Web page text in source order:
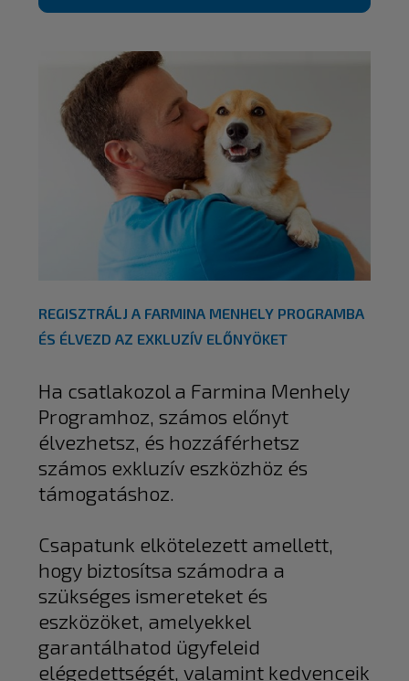
REGISZTRÁLJ A FARMINA MENHELY PROGRAMBA
ÉS ÉLVEZD AZ EXKLUZÍV ELŐNYÖKET
Ha csatlakozol a Farmina Menhely
Programhoz, számos előnyt
élvezhetsz, és hozzáférhetsz
számos exkluzív eszközhöz és
támogatáshoz.
Csapatunk elkötelezett amellett,
hogy biztosítsa számodra a
szükséges ismereteket és
eszközöket, amelyekkel
garantálhatod ügyfeleid
elégedettségét, valamint kedvenceik